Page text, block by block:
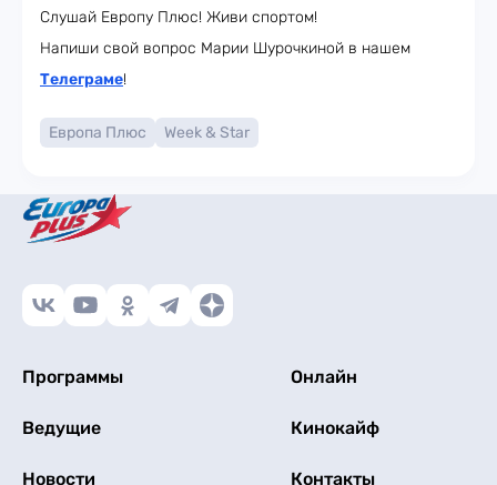
Слушай Европу Плюс! Живи спортом!
Напиши свой вопрос Марии Шурочкиной в нашем
Телеграме!
Европа Плюс Week & Star
Программы Онлайн
Ведущие Кинокайф
Новости Контакты